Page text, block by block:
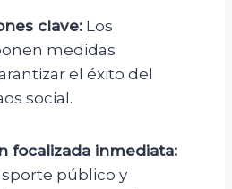
clave: Los
medidas
el éxito del
social.
focalizada inmediata:
público y